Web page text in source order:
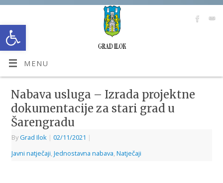
Open toolbar
MENU
Nabava usluga – Izrada projektne
dokumentacije za stari grad u
Šarengradu
ByGrad Ilok | 02/11/2021 |
Javni natječaji Jednostavna nabava Natječaji